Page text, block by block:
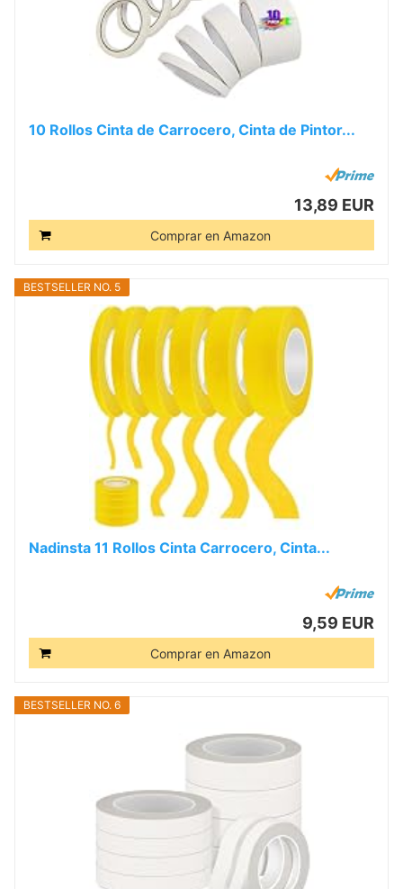
10 Rollos Cinta de Carrocero, Cinta de Pintor...
13,89 EUR
Comprar en Amazon
BESTSELLER NO. 5
Nadinsta 11 Rollos Cinta Carrocero, Cinta...
9,59 EUR
Comprar en Amazon
BESTSELLER NO. 6